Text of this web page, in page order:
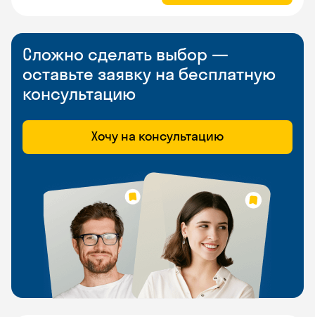
Сложно сделать выбор —
оставьте заявку на бесплатную
консультацию
Хочу на консультацию